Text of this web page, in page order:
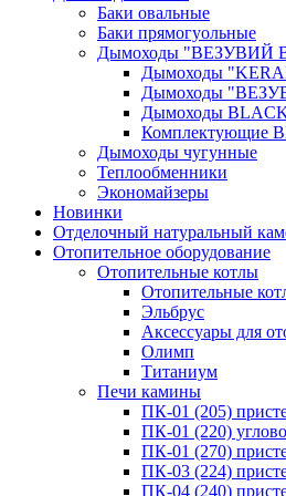
Баки овальные
Баки прямогуольные
Дымоходы "ВЕЗУВИЙ
Дымоходы
Дымоходы
Дымоходы
Комплектующие
Дымоходы чугунные
Теплообменники
Экономайзеры
Новинки
Отделочный натуральный
Отопительное оборудование
Отопительные котлы
Отопительные
Эльбрус
Аксессуары для
Олимп
Титаниум
Печи камины
ПК-01 (205)
ПК-01 (220)
ПК-01 (270)
ПК-03 (224)
ПК-04 (240)